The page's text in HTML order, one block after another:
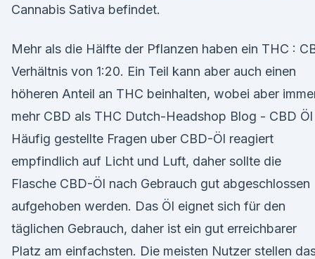
Cannabis Sativa befindet.
Mehr als die Hälfte der Pflanzen haben ein THC :
Verhältnis von 1:20. Ein Teil kann aber auch einen
höheren Anteil an THC beinhalten, wobei aber
mehr CBD als THC Dutch-Headshop Blog - CBD
Häufig gestellte Fragen uber CBD-Öl reagiert
empfindlich auf Licht und Luft, daher sollte die
Flasche CBD-Öl nach Gebrauch gut abgeschlossen
aufgehoben werden. Das Öl eignet sich für den
täglichen Gebrauch, daher ist ein gut erreichbarer
Platz am einfachsten. Die meisten Nutzer stellen